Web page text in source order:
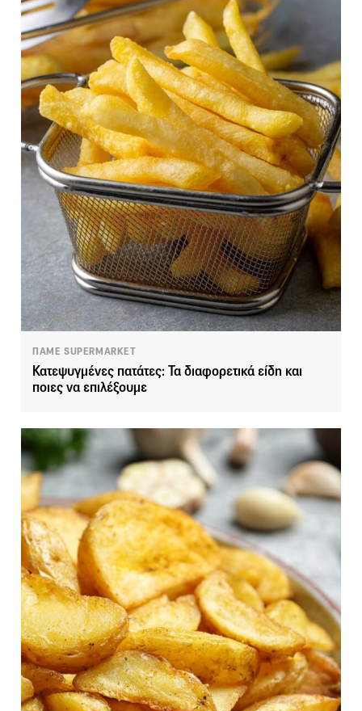
ΠΑΜΕ SUPERMARKET
Κατεψυγμένες πατάτες: Τα διαφορετικά είδη και
ποιες να επιλέξουμε